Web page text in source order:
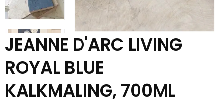
JEANNE D'ARC LIVING
ROYAL BLUE
KALKMALING, 700ML